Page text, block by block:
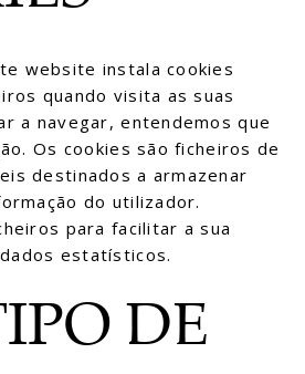
website instala cookies
quando visita as suas
a navegar, entendemos que
Os cookies são ficheiros de
destinados a armazenar
do utilizador.
para facilitar a sua
estatísticos.
DE